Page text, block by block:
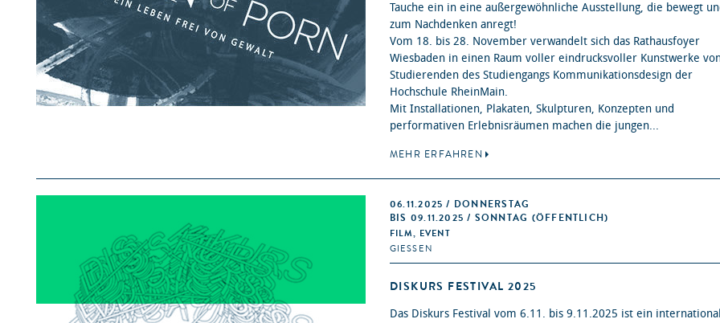
Tauche ein in eine außergewöhnliche Ausstellung, die bewegt
zum Nachdenken anregt!
Vom 18. bis 28. November verwandelt sich das Rathausfoyer
Wiesbaden in einen Raum voller eindrucksvoller Kunstwerke
Studierenden des Studiengangs Kommunikationsdesign der
Hochschule RheinMain.
Mit Installationen, Plakaten, Skulpturen, Konzepten und
performativen Erlebnisräumen machen die jungen...
MEHR ERFAHREN
06.11.2025 / DONNERSTAG
BIS 09.11.2025 / SONNTAG (ÖFFENTLICH)
FILM, EVENT
GIESSEN
DISKURS FESTIVAL 2025
Das Diskurs Festival vom 6.11. bis 9.11.2025 ist ein